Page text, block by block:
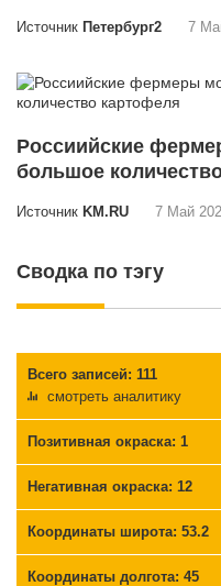
Источник Петербург2 7
Россиийские
большое
Источник KM.RU 7 Май
Сводка по тэгу
Всего записей: 111
смотреть аналитику
Позитивная окраска: 1
Негативная окраска: 12
Координаты широта: 53.2
Координаты долгота: 45